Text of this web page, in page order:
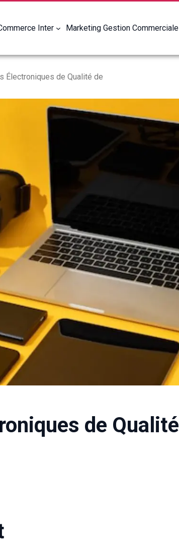
Inter Marketing Gestion Commerciale
Électroniques de Qualité de
de Qualité